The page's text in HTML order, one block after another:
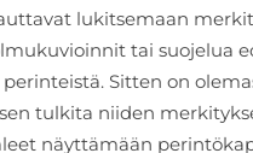
lukitsemaan
tai suojelua
Sitten on
tulkita niiden
näyttämään